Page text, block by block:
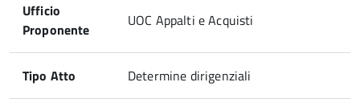
Ufficio
Proponente
UOC Appalti e Acquisti
Tipo Atto Determine dirigenziali